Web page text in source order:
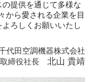
の提供を通じて多様な
から愛される企業を目
ろしくお願いいたし
代田空調機器株式会社
締役社長
北山 貴靖